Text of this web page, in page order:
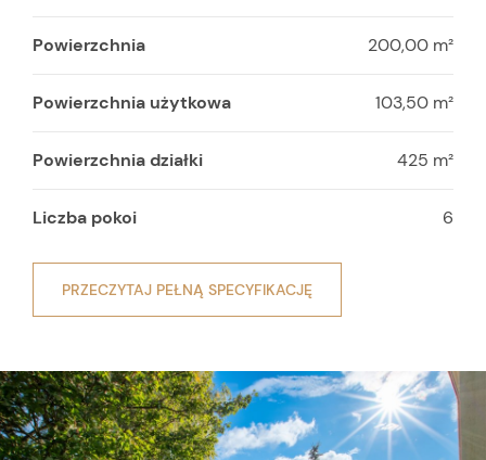
Powierzchnia 200,00 m²
Powierzchnia użytkowa 103,50 m²
Powierzchnia działki 425 m²
Liczba pokoi 6
PRZECZYTAJ PEŁNĄ SPECYFIKACJĘ